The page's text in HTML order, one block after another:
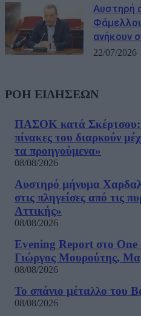
Αυστηρή
ανήκουν
22/07/2026
ΡΟΗ ΕΙΔΗΣΕΩΝ
ΠΑΣΟΚ κατά Σκέρτσου:
πίνακες του διαρκούν
τα προηγούμενα»
08/08/2026
Αυστηρό μήνυμα
στις πληγείσες από τις
Αττικής»
08/08/2026
Evening Report στο
Γιώργος Μουρούτης,
08/08/2026
Το σπάνιο μέταλλο του
08/08/2026